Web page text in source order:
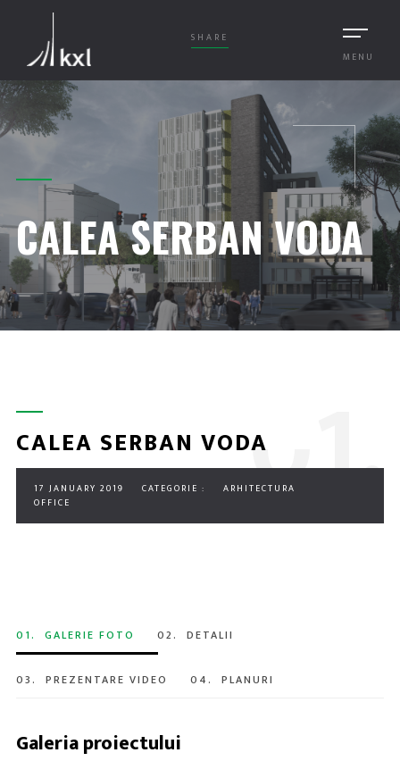
MENU
SHARE
CALEA SERBAN VODA
CALEA SERBAN VODA
17 JANUARY 2019 CATEGORIE :
ARHITECTURA
OFFICE
01. GALERIE FOTO 02. DETALII
03. PREZENTARE VIDEO 04. PLANURI
Galeria proiectului
01.